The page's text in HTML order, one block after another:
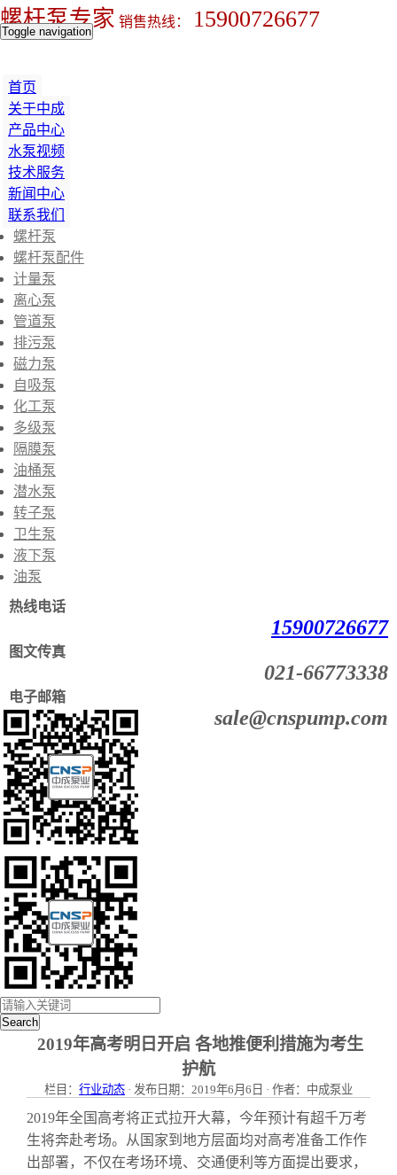
螺杆泵专家 销售热线： 15900726677
Toggle navigation
首页
关于中成
产品中心
水泵视频
技术服务
新闻中心
联系我们
螺杆泵
螺杆泵配件
计量泵
离心泵
管道泵
排污泵
磁力泵
自吸泵
化工泵
多级泵
隔膜泵
油桶泵
潜水泵
转子泵
卫生泵
液下泵
油泵
热线电话
15900726677
图文传真
021-66773338
电子邮箱
sale@cnspump.com
Search
2019年高考明日开启 各地推便利措施为考生
护航
栏目： 行业动态 · 发布日期：2019年6月6日 · 作者：中成泵业
2019年全国高考将正式拉开大幕，今年预计有超千万考
生将奔赴考场。从国家到地方层面均对高考准备工作作
出部署，不仅在考场环境、交通便利等方面提出要求，